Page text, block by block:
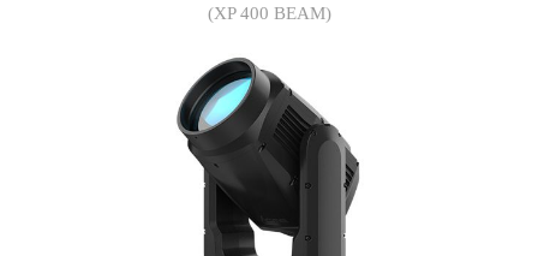
(XP 400 BEAM)